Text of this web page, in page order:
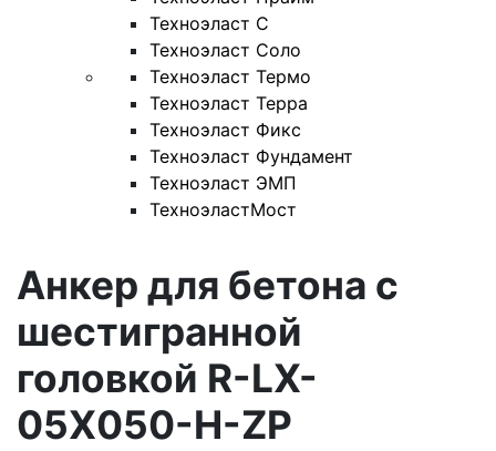
Техноэласт С
Техноэласт Соло
Техноэласт Термо
Техноэласт Терра
Техноэласт Фикс
Техноэласт Фундамент
Техноэласт ЭМП
ТехноэластМост
Анкер для бетона с
шестигранной
головкой R-LX-
05X050-H-ZP